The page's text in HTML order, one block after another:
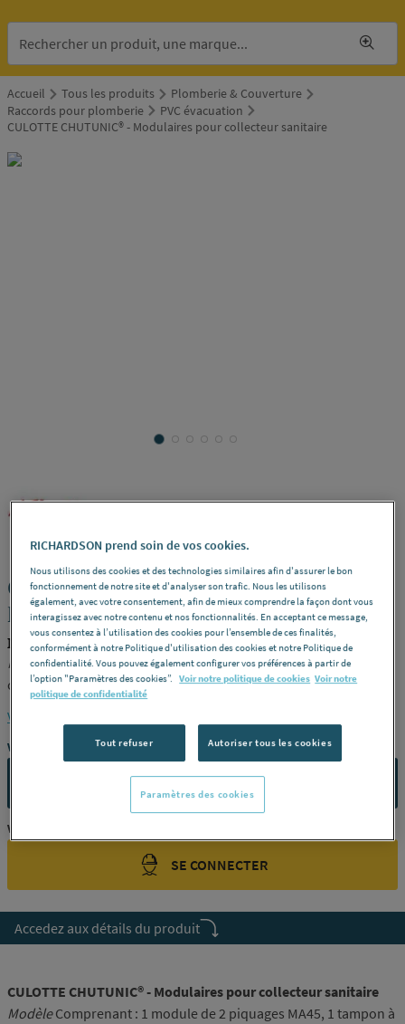
Accueil Tous les produits
Plomberie & Couverture
Raccords pour plomberie
PVC évacuation
CULOTTE CHUTUNIC® - Modulaires pour collecteur sanitaire
CULOTTE CHUTUNIC® - Modulaires
pour collecteur sanitaire
NICOLL NAMT88P1
ModèleComprenant : 1 module de 2 piquages MA45, 1 tampon à
coller PJ Ø40/50, 2 réductions incorporées IJ Ø40/50 et 2
Dimensionsø 100 -Référence NAMT88P1
Voir la description complète
Vous avez un projet ?
CONTACTEZ-NOUS
Vous êtes un professionnel ?
SE CONNECTER
Accedez aux détails du produit
CULOTTE CHUTUNIC® - Modulaires pour collecteur sanitaire
ModèleComprenant : 1 module de 2 piquages MA45, 1 tampon à
RICHARDSON prend soin de vos cookies.
Nous utilisons des cookies et des technologies similaires afin d'assurer le bon
fonctionnement de notre site et d'analyser son trafic. Nous les utilisons
également, avec votre consentement, afin de mieux comprendre la façon dont vous
interagissez avec notre contenu et nos fonctionnalités. En acceptant ce message,
vous consentez à l’utilisation des cookies pour l’ensemble de ces finalités,
conformément à notre Politique d'utilisation des cookies et notre Politique de
confidentialité. Vous pouvez également configurer vos préférences à partir de
l’option "Paramètres des cookies”.
Voir notre politique de cookies Voir notre
politique de confidentialité
Tout refuser Autoriser tous les cookies
Paramètres des cookies